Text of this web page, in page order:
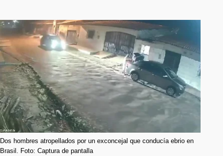
Dos hombres atropellados por un exconcejal que conducía ebrio en
Brasil. Foto: Captura de pantalla